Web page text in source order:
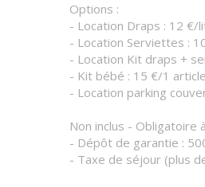
Options :
- Location Draps : 12 €/
- Location Serviettes :
- Location Kit draps +
- Kit bébé : 15 €/1
- Location parking
Non inclus - Obligatoire
- Dépôt de garantie :
- Taxe de séjour (plus